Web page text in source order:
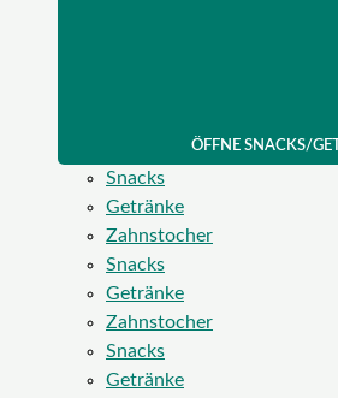
ÖFFNE SNACKS/
Snacks
Getränke
Zahnstocher
Snacks
Getränke
Zahnstocher
Snacks
Getränke